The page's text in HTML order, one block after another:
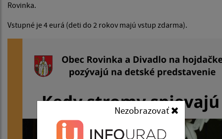
Nezobrazovať
Rovinka.
Vstupné je 4 eurá (deti do 2 rokov majú vstup zdarma).